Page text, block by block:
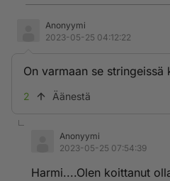
Anonyymi
2023-05-25 04:12:22
On varmaan se stringeissä
2 Äänestä
Anonyymi
2023-05-25 07:54:39
Harmi....Olen koittanut